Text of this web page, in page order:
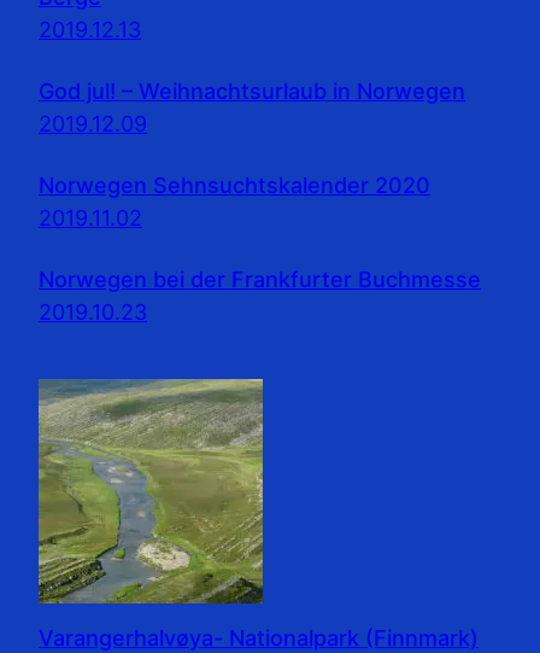
2019.12.13
God jul! – Weihnachtsurlaub in Norwegen
2019.12.09
Norwegen Sehnsuchtskalender 2020
2019.11.02
Norwegen bei der Frankfurter Buchmesse
2019.10.23
Varangerhalvøya- Nationalpark (Finnmark)